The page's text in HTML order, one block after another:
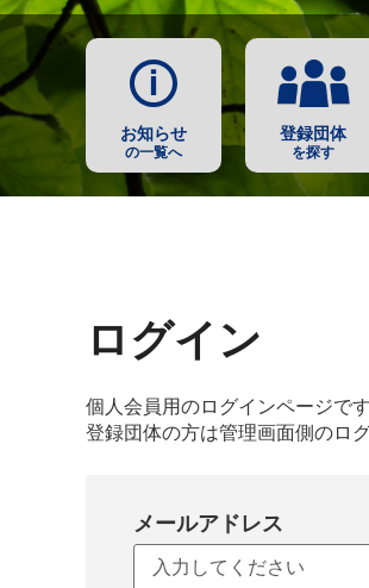
お知らせ
の一覧へ
登録団体
を探す
ログイン
個人会員用のログインページです
登録団体の方は管理画面側のロ
メールアドレス